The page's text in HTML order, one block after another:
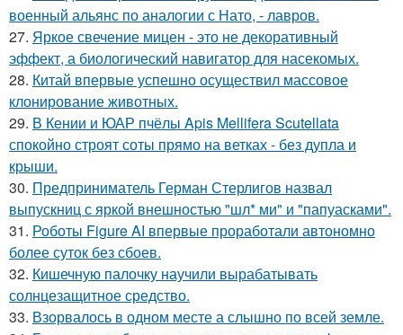
военный альянс по аналогии с Нато, - лавров.
27. Яркое свечение мицен - это не декоративный
эффект, а биологический навигатор для насекомых.
28. Китай впервые успешно осуществил массовое
клонирование животных.
29. В Кении и ЮАР пчёлы Apis Mellifera Scutellata
спокойно строят соты прямо на ветках - без дупла и
крыши.
30. Предприниматель Герман Стерлигов назвал
выпускниц с яркой внешностью "шл* ми" и "папуасками".
31. Роботы Figure AI впервые проработали автономно
более суток без сбоев.
32. Кишечную палочку научили вырабатывать
солнцезащитное средство.
33. Взорвалось в одном месте а слышно по всей земле.